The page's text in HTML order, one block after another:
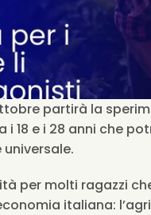
partirà la
18 e i 28 anni che
per molti ragazzi
italiana: